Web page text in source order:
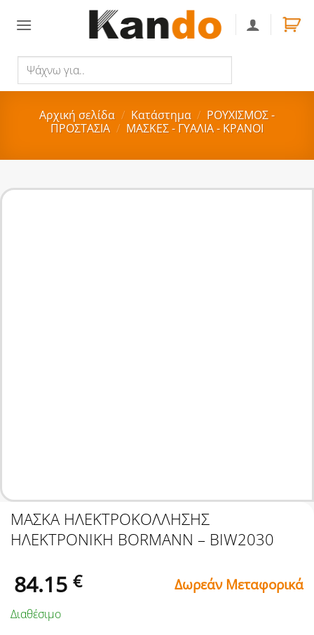
για..
Αρχική σελίδα / Κατάστημα / ΡΟΥΧΙΣΜΟΣ -
ΠΡΟΣΤΑΣΙΑ / ΜΑΣΚΕΣ - ΓΥΑΛΙΑ - ΚΡΑΝΟΙ
ΜΑΣΚΑ ΗΛΕΚΤΡΟΚΟΛΛΗΣΗΣ
ΗΛΕΚΤΡΟΝΙΚΗ BORMANN – BIW2030
Δωρεάν Μεταφορικά
84.15 €
Διαθέσιμο